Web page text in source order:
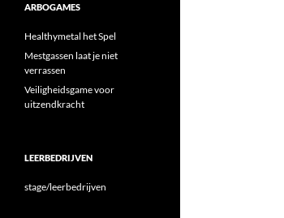
ARBOGAMES
Healthymetal het Spel
Mestgassen laat je niet
verrassen
Veiligheidsgame voor
uitzendkracht
LEERBEDRIJVEN
stage/leerbedrijven